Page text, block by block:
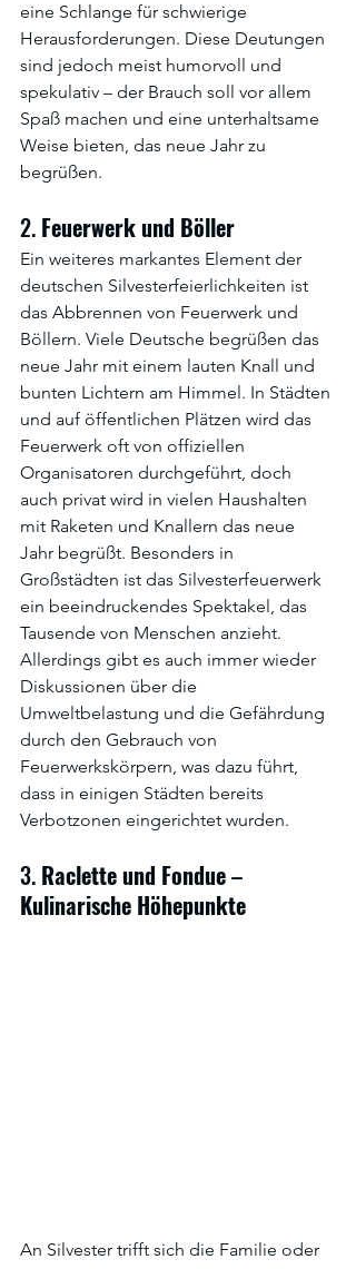
eine Schlange für schwierige
Herausforderungen. Diese Deutungen
sind jedoch meist humorvoll und
spekulativ – der Brauch soll vor allem
Spaß machen und eine unterhaltsame
Weise bieten, das neue Jahr zu
begrüßen.
2. Feuerwerkund Böller
Ein weiteres markantes Element der
deutschen Silvesterfeierlichkeiten ist
das Abbrennen von Feuerwerk und
Böllern. Viele Deutsche begrüßen das
neue Jahr mit einem lauten Knall und
bunten Lichtern am Himmel. In Städten
und auf öffentlichen Plätzen wird das
Feuerwerk oft von offiziellen
Organisatoren durchgeführt, doch
auch privat wird in vielen Haushalten
mit Raketen und Knallern das neue
Jahr begrüßt. Besonders in
Großstädten ist das Silvesterfeuerwerk
ein beeindruckendes Spektakel, das
Tausende von Menschen anzieht.
Allerdings gibt es auch immer wieder
Diskussionen über die
Umweltbelastung und die Gefährdung
durch den Gebrauch von
Feuerwerkskörpern, was dazu führt,
dass in einigen Städten bereits
Verbotzonen eingerichtet wurden.
3. Racletteund Fondue –
Kulinarische Höhepunkte
An Silvester trifft sich die Familie oder